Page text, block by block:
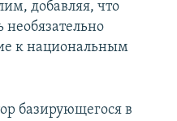
добавляя, что
необязательно
к национальным
базирующегося в